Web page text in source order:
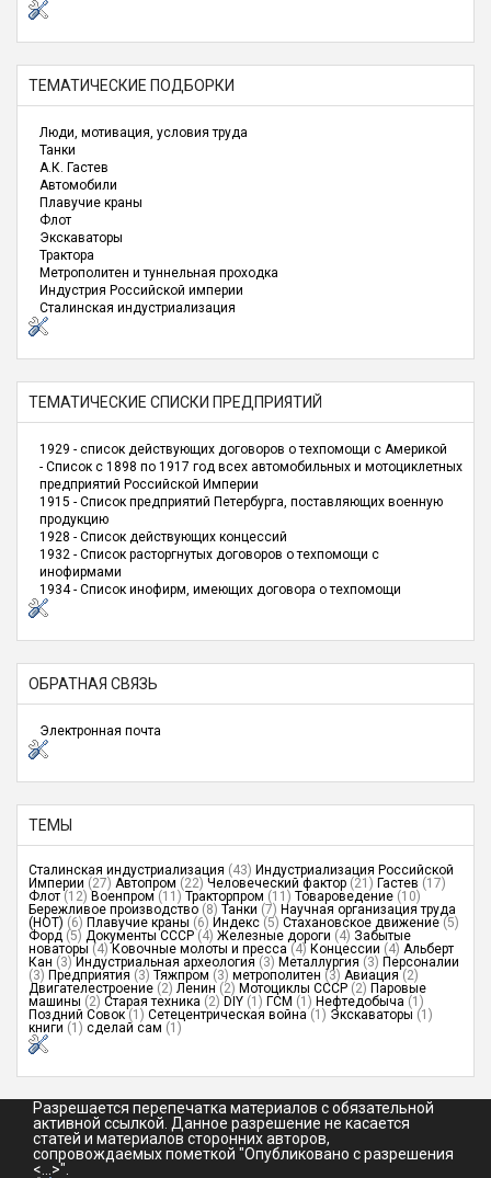
ТЕМАТИЧЕСКИЕ ПОДБОРКИ
Люди, мотивация, условия труда
Танки
А.К. Гастев
Автомобили
Плавучие краны
Флот
Экскаваторы
Трактора
Метрополитен и туннельная проходка
Индустрия Российской империи
Сталинская индустриализация
ТЕМАТИЧЕСКИЕ СПИСКИ ПРЕДПРИЯТИЙ
1929 - список действующих договоров о техпомощи с Америкой
- Список с 1898 по 1917 год всех автомобильных и мотоциклетных
предприятий Российской Империи
1915 - Список предприятий Петербурга, поставляющих военную
продукцию
1928 - Список действующих концессий
1932 - Список расторгнутых договоров о техпомощи с
инофирмами
1934 - Список инофирм, имеющих договора о техпомощи
ОБРАТНАЯ СВЯЗЬ
Электронная почта
ТЕМЫ
Сталинская индустриализация (43) Индустриализация Российской
Империи (27) Автопром (22) Человеческий фактор (21) Гастев (17)
Флот (12) Военпром (11) Тракторпром (11) Товароведение (10)
Бережливое производство (8) Танки (7) Научная организация труда
(НОТ) (6) Плавучие краны (6) Индекс (5) Стахановское движение (5)
Форд (5) Документы СССР (4) Железные дороги (4) Забытые
новаторы (4) Ковочные молоты и пресса (4) Концессии (4) Альберт
Кан (3) Индустриальная археология (3) Металлургия (3) Персоналии
(3) Предприятия (3) Тяжпром (3) метрополитен (3) Авиация (2)
Двигателестроение (2) Ленин (2) Мотоциклы СССР (2) Паровые
машины (2) Старая техника (2) DIY (1) ГСМ (1) Нефтедобыча (1)
Поздний Совок (1) Сетецентрическая война (1) Экскаваторы (1)
книги (1) сделай сам (1)
Разрешается перепечатка материалов с обязательной
активной ссылкой. Данное разрешение не касается
статей и материалов сторонних авторов,
сопровождаемых пометкой "Опубликовано с разрешения
<...>".